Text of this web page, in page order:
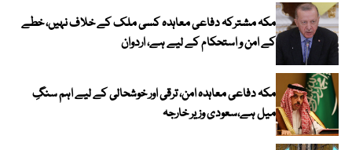
مکہ مشترکہ دفاعی معاہدہ کسی ملک کے خلاف نہیں، خطے
کے امن و استحکام کے لیے ہے، اردوان
مکہ دفاعی معاہدہ امن، ترقی اور خوشحالی کے لیے اہم سنگِ
میل ہے،سعودی وزیر خارجہ